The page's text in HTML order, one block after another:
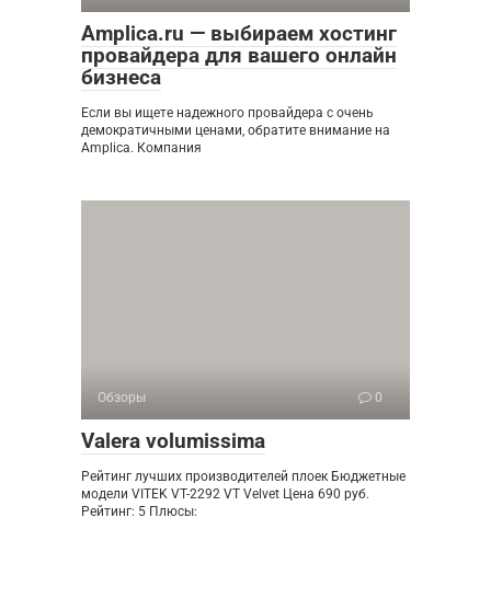
Amplica.ru — выбираем хостинг
провайдера для вашего онлайн
бизнеса
Если вы ищете надежного провайдера с очень
демократичными ценами, обратите внимание на
Amplica. Компания
Обзоры 0
Valera volumissima
Рейтинг лучших производителей плоек Бюджетные
модели VITEK VT-2292 VT Velvet Цена 690 руб.
Рейтинг: 5 Плюсы: